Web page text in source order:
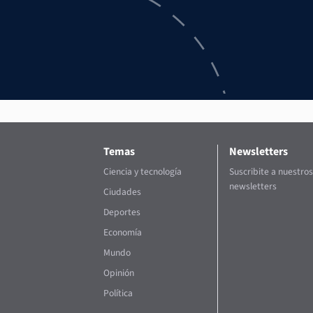
Temas
Ciencia y tecnología
Ciudades
Deportes
Economía
Mundo
Opinión
Política
Newsletters
Suscribite a nuestros
newsletters